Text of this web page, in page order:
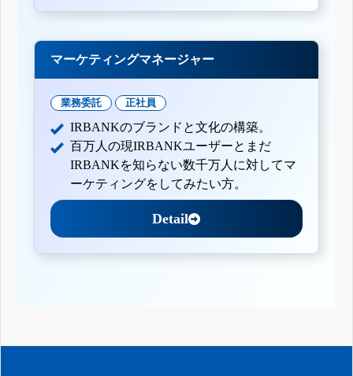
マーケティングマネージャー
業務委託 正社員
IRBANKのブランドと文化の構築。
百万人の現IRBANKユーザーとまだ
IRBANKを知らない数千万人に対してマ
ーケティングをしてみたい方。
Detail